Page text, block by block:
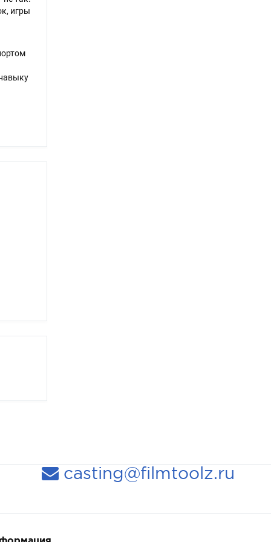
игры
casting@filmtoolz.ru